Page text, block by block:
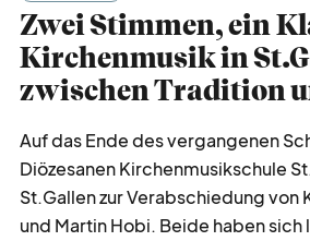
Zwei Stimmen, ein
Kirchenmusik in
zwischen Tradition
Auf das Ende des vergangenen
Diözesanen Kirchenmusikschule
St.Gallen zur Verabschiedung von
und Martin Hobi. Beide haben sich